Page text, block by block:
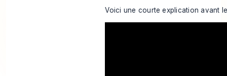
Voici une courte explication avant